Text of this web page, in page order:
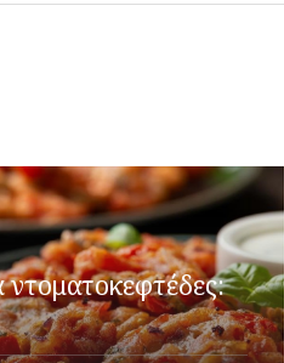
ντοματοκεφτέδες: